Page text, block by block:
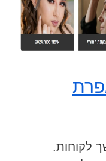
לקוחות.